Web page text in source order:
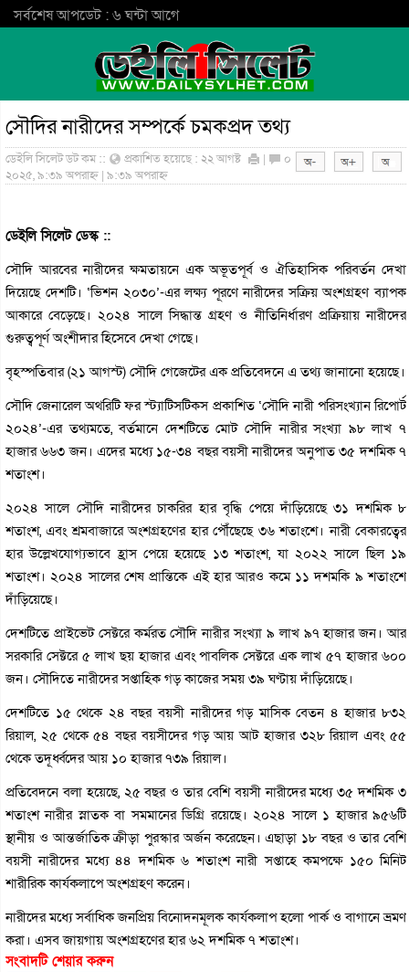
সর্বশেষ আপডেট : ৬ ঘন্টা আগে
সৌদির নারীদের সম্পর্কে চমকপ্রদ তথ্য
ডেইলি সিলেট ডট কম ::
প্রকাশিত হয়েছে : ২২ আগষ্ট
২০২৫, ৯:৩৯ অপরাহ্ন | ৯:৩৯ অপরাহ্ন
| ০
ডেইলি সিলেট ডেস্ক ::
সৌদি আরবের নারীদের ক্ষমতায়নে এক অভূতপূর্ব ও ঐতিহাসিক পরিবর্তন দেখা
দিয়েছে দেশটি। ‘ভিশন ২০৩০’-এর লক্ষ্য পূরণে নারীদের সক্রিয় অংশগ্রহণ ব্যাপক
আকারে বেড়েছে। ২০২৪ সালে সিদ্ধান্ত গ্রহণ ও নীতিনির্ধারণ প্রক্রিয়ায় নারীদের
গুরুত্বপূর্ণ অংশীদার হিসেবে দেখা গেছে।
বৃহস্পতিবার (২১ আগস্ট) সৌদি গেজেটের এক প্রতিবেদনে এ তথ্য জানানো হয়েছে।
সৌদি জেনারেল অথরিটি ফর স্ট্যাটিসটিকস প্রকাশিত ‘সৌদি নারী পরিসংখ্যান রিপোর্ট
২০২৪’-এর তথ্যমতে, বর্তমানে দেশটিতে মোট সৌদি নারীর সংখ্যা ৯৮ লাখ ৭
হাজার ৬৬৩ জন। এদের মধ্যে ১৫-৩৪ বছর বয়সী নারীদের অনুপাত ৩৫ দশমিক ৭
শতাংশ।
২০২৪ সালে সৌদি নারীদের চাকরির হার বৃদ্ধি পেয়ে দাঁড়িয়েছে ৩১ দশমিক ৮
শতাংশ, এবং শ্রমবাজারে অংশগ্রহণের হার পৌঁছেছে ৩৬ শতাংশে। নারী বেকারত্বের
হার উল্লেখযোগ্যভাবে হ্রাস পেয়ে হয়েছে ১৩ শতাংশ, যা ২০২২ সালে ছিল ১৯
শতাংশ। ২০২৪ সালের শেষ প্রান্তিকে এই হার আরও কমে ১১ দশমকি ৯ শতাংশে
দাঁড়িয়েছে।
দেশটিতে প্রাইভেট সেক্টরে কর্মরত সৌদি নারীর সংখ্যা ৯ লাখ ৯৭ হাজার জন। আর
সরকারি সেক্টরে ৫ লাখ ছয় হাজার এবং পাবলিক সেক্টরে এক লাখ ৫৭ হাজার ৬০০
জন। সৌদিতে নারীদের সপ্তাহিক গড় কাজের সময় ৩৯ ঘণ্টায় দাঁড়িয়েছে।
দেশটিতে ১৫ থেকে ২৪ বছর বয়সী নারীদের গড় মাসিক বেতন ৪ হাজার ৮৩২
রিয়াল, ২৫ থেকে ৫৪ বছর বয়সীদের গড় আয় আট হাজার ৩২৮ রিয়াল এবং ৫৫
থেকে তদূর্ধ্বদের আয় ১০ হাজার ৭৩৯ রিয়াল।
প্রতিবেদনে বলা হয়েছে, ২৫ বছর ও তার বেশি বয়সী নারীদের মধ্যে ৩৫ দশমিক ৩
শতাংশ নারীর স্নাতক বা সমমানের ডিগ্রি রয়েছে। ২০২৪ সালে ১ হাজার ৯৫৬টি
স্থানীয় ও আন্তর্জাতিক ক্রীড়া পুরস্কার অর্জন করেছেন। এছাড়া ১৮ বছর ও তার বেশি
বয়সী নারীদের মধ্যে ৪৪ দশমিক ৬ শতাংশ নারী সপ্তাহে কমপক্ষে ১৫০ মিনিট
শারীরিক কার্যকলাপে অংশগ্রহণ করেন।
নারীদের মধ্যে সর্বাধিক জনপ্রিয় বিনোদনমূলক কার্যকলাপ হলো পার্ক ও বাগানে ভ্রমণ
করা। এসব জায়গায় অংশগ্রহণের হার ৬২ দশমিক ৭ শতাংশ।
সংবাদটি শেয়ার করুন